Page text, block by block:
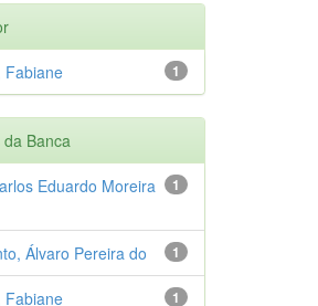
1
Fabiane
Banca
1
Eduardo Moreira
1
Álvaro Pereira do
1
Fabiane